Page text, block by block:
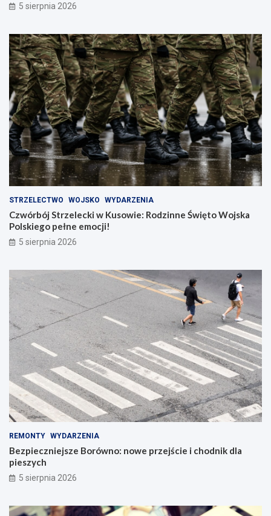
5 sierpnia 2026
STRZELECTWO WOJSKO WYDARZENIA
Czwórbój Strzelecki w Kusowie: Rodzinne Święto Wojska
Polskiego pełne emocji!
5 sierpnia 2026
REMONTY WYDARZENIA
Bezpieczniejsze Borówno: nowe przejście i chodnik dla
pieszych
5 sierpnia 2026